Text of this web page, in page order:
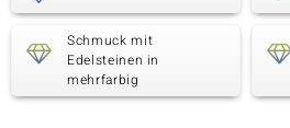
Schmuck mit
Edelsteinen in
mehrfarbig